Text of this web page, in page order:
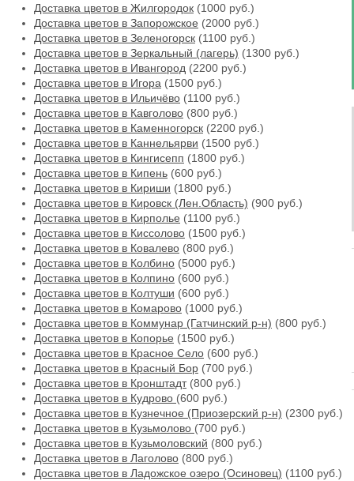
Доставка цветов в Жилгородок (1000 руб.)
Доставка цветов в Запорожское (2000 руб.)
Доставка цветов в Зеленогорск (1100 руб.)
Доставка цветов в Зеркальный (лагерь) (1300 руб.)
Доставка цветов в Ивангород (2200 руб.)
Доставка цветов в Игора (1500 руб.)
Доставка цветов в Ильичёво (1100 руб.)
Доставка цветов в Кавголово (800 руб.)
Доставка цветов в Каменногорск (2200 руб.)
Доставка цветов в Каннельярви (1500 руб.)
Доставка цветов в Кингисепп (1800 руб.)
Доставка цветов в Кипень (600 руб.)
Доставка цветов в Кириши (1800 руб.)
Доставка цветов в Кировск (Лен.Область) (900 руб.)
Доставка цветов в Кирполье (1100 руб.)
Доставка цветов в Киссолово (1500 руб.)
Доставка цветов в Ковалево (800 руб.)
Доставка цветов в Колбино (5000 руб.)
Доставка цветов в Колпино (600 руб.)
Доставка цветов в Колтуши (600 руб.)
Доставка цветов в Комарово (1000 руб.)
Доставка цветов в Коммунар (Гатчинский р-н) (800 руб.)
Доставка цветов в Копорье (1500 руб.)
Доставка цветов в Красное Село (600 руб.)
Доставка цветов в Красный Бор (700 руб.)
Доставка цветов в Кронштадт(800 руб.)
Доставка цветов в Кудрово (600 руб.)
Доставка цветов в Кузнечное (Приозерский р-н) (2300 руб.)
Доставка цветов в Кузьмолово (700 руб.)
Доставка цветов в Кузьмоловский (800 руб.)
Доставка цветов в Лаголово (800 руб.)
Доставка цветов в Ладожское озеро (Осиновец) (1100 руб.)